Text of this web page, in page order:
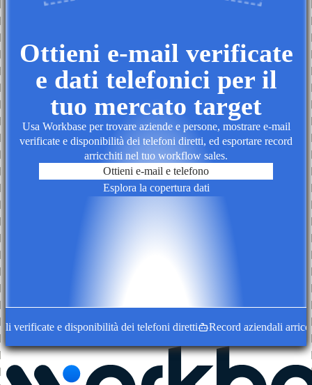
Ottieni e-mail verificate
e dati telefonici per il
tuo mercato target
Usa Workbase per trovare aziende e persone, mostrare e-mail
verificate e disponibilità dei telefoni diretti, ed esportare record
arricchiti nel tuo workflow sales.
Ottieni e-mail e telefono
Esplora la copertura dati
e disponibilità dei telefoni diretti Record aziendali